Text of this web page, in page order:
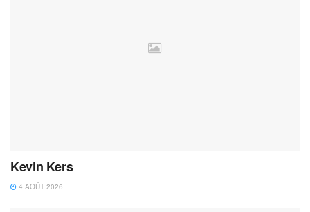
Kevin Kers
4 AOÛT 2026